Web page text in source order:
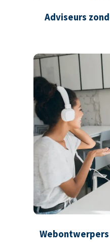
Adviseurs